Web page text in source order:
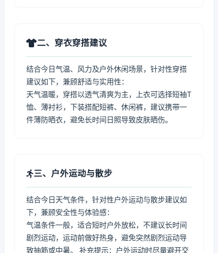
二、穿衣穿搭建议
结合今日气温、风力及户外休闲场景，针对性穿搭
建议如下，兼顾舒适与实用性：
天气温暖，穿搭以透气清爽为主，上衣可选择短袖T
恤、薄衬衫，下装搭配短裤、休闲裤，建议携带一
件薄防晒衣，避免长时间日照导致皮肤晒伤。
三、户外运动与散步
结合今日天气条件，针对性户外运动与散步建议如
下，兼顾安全性与体验感：
气温条件一般，适合短时户外放松，不建议长时间
剧烈运动，运动前做好热身，避免突然剧烈运动导
致抽筋或中暑。 补充提示：户外运动时尽量避开交